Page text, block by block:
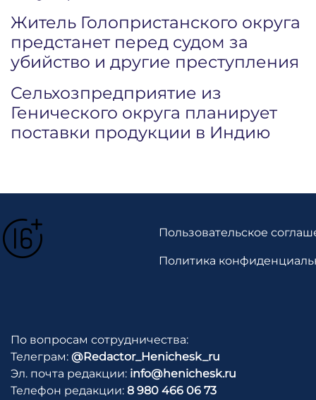
Житель Голопристанского округа
предстанет перед судом за
убийство и другие преступления
Сельхозпредприятие из
Генического округа планирует
поставки продукции в Индию
Пользовательское
Политика
По вопросам сотрудничества:
Телеграм: @Redactor_Henichesk_ru
Эл. почта редакции: info@henichesk.ru
Телефон редакции: 8 980 466 06 73